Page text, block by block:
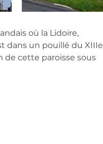
où la Lidoire,
dans un pouillé du XIIIe
de cette paroisse sous